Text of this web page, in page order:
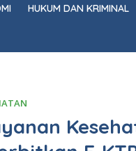
HUKUM DAN KRIMINAL